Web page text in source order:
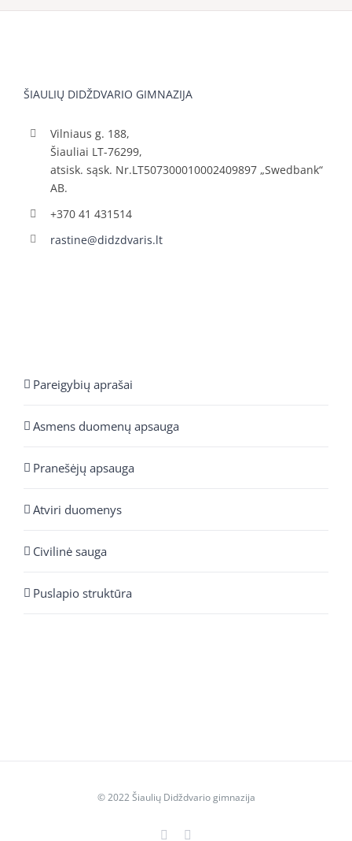
ŠIAULIŲ DIDŽDVARIO GIMNAZIJA
Vilniaus g. 188,
Šiauliai LT-76299,
atsisk. sąsk. Nr.LT507300010002409897 „Swedbank“
AB.
+370 41 431514
rastine@didzdvaris.lt
Pareigybių aprašai
Asmens duomenų apsauga
Pranešėjų apsauga
Atviri duomenys
Civilinė sauga
Puslapio struktūra
© 2022 Šiaulių Didždvario gimnazija
Facebook